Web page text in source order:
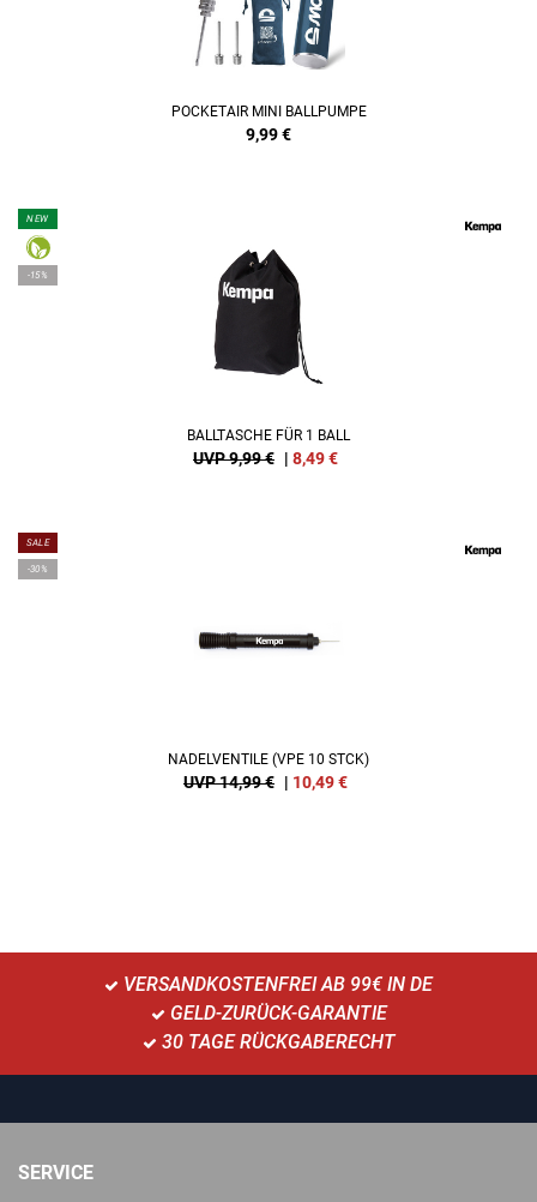
POCKETAIR MINI BALLPUMPE
9,99€
NEW
-15%
BALLTASCHE FÜR 1 BALL
UVP 9,99 € | 8,49€
SALE
-30%
NADELVENTILE (VPE 10 STCK)
UVP 14,99 € | 10,49€
VERSANDKOSTENFREI AB 99€ IN DE
GELD-ZURÜCK-GARANTIE
30 TAGE RÜCKGABERECHT
SERVICE